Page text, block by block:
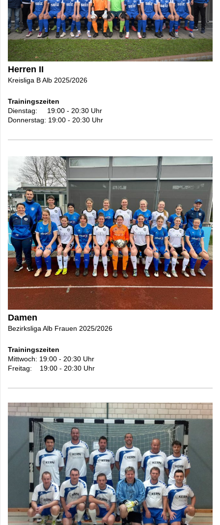
Herren II
Kreisliga B Alb 2025/2026
Trainingszeiten
Dienstag: 19:00 - 20:30 Uhr
Donnerstag: 19:00 - 20:30 Uhr
Damen
Bezirksliga Alb Frauen 2025/2026
Trainingszeiten
Mittwoch: 19:00 - 20:30 Uhr
Freitag: 19:00 - 20:30 Uhr